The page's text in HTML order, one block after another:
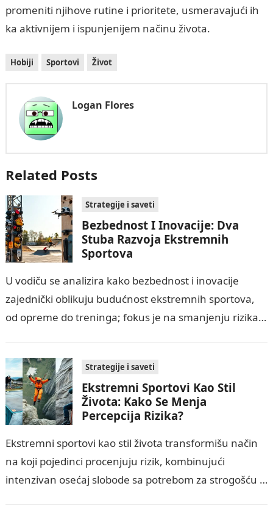
promeniti njihove rutine i prioritete, usmeravajući ih
ka aktivnijem i ispunjenijem načinu života.
Hobiji Sportovi Život
Logan Flores
Related Posts
Strategije i saveti
Bezbednost I Inovacije: Dva
Stuba Razvoja Ekstremnih
Sportova
U vodiču se analizira kako bezbednost i inovacije
zajednički oblikuju budućnost ekstremnih sportova,
od opreme do treninga; fokus je na smanjenju rizika
Strategije i saveti
Ekstremni Sportovi Kao Stil
Života: Kako Se Menja
Percepcija Rizika?
Ekstremni sportovi kao stil života transformišu način
na koji pojedinci procenjuju rizik, kombinujući
intenzivan osećaj slobode sa potrebom za strogošću u